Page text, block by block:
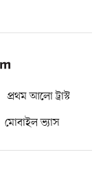
প্রথম আলো ট্রাস্ট
মোবাইল ভ্যাস